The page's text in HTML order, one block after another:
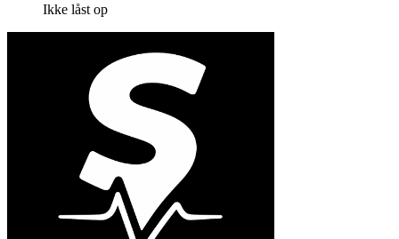
Ikke låst op